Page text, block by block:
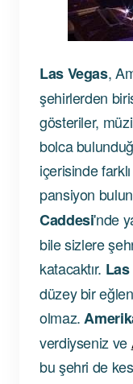
Las Vegas,
şehirlerden
gösteriler,
bolca
içerisinde
pansiyon
Caddesi'nde
bile sizlere
katacaktır.
düzey bir
olmaz.
verdiyseniz ve
bu şehri de